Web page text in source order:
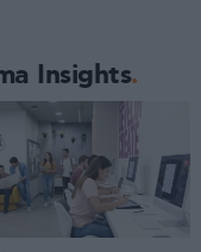
Insights